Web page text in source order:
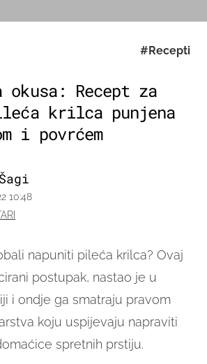
#Recepti
okusa: Recept za
krilca punjena
i povrćem
napuniti pileća krilca? Ovaj
postupak, nastao je u
i ondje ga smatraju pravom
koju uspijevaju napraviti
spretnih prstiju.
10:48